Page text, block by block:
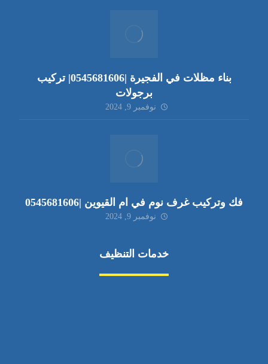
بناء مظلات في الفجيرة |0545681606| تركيب
برجولات
نوفمبر 9, 2024
فك وتركيب غرف نوم في ام القيوين |0545681606
نوفمبر 9, 2024
خدمات التنظيف